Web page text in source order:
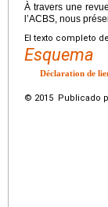
À travers une
l’ACBS, nous
El texto completo
Esquema
Déclaration de
© 2015 Publicado